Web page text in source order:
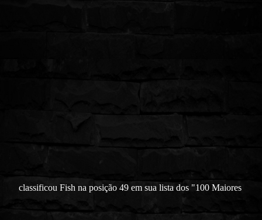
classificou Fish na posição 49 em sua lista dos "100 Maiores